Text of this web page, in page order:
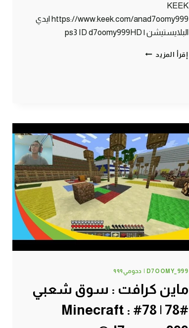
KEEK
https://www.keek.com/anad7oomy999 ايدي
البلايستيشن | ps3 ID d7oomy999HD
إقرأ المزيد ماين
|
82#
MINECRAFT
:
D7OOMY999
D7OOMY_999 | دحومي٩٩٩
ماين كرافت : سوق شعبي
#78 | 78# Minecraft :